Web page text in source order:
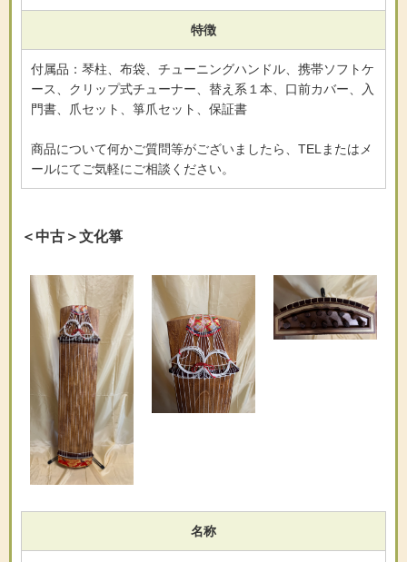
特徴
付属品：琴柱、布袋、チューニングハンドル、携帯ソフトケ
ース、クリップ式チューナー、替え系１本、口前カバー、入
門書、爪セット、箏爪セット、保証書
商品について何かご質問等がございましたら、TELまたはメ
ールにてご気軽にご相談ください。
＜中古＞文化箏
名称